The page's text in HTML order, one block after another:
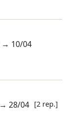
→ 10/04
→28/04 [2 rep.]